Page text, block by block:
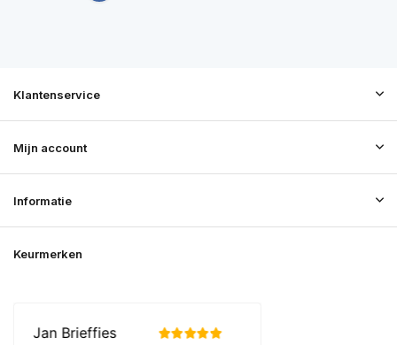
Klantenservice
Mijn account
Informatie
Keurmerken